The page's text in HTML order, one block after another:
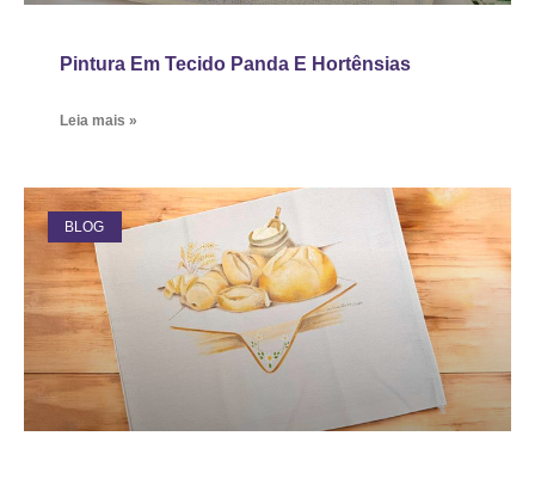
Pintura Em Tecido Panda E Hortênsias
Leia mais »
BLOG